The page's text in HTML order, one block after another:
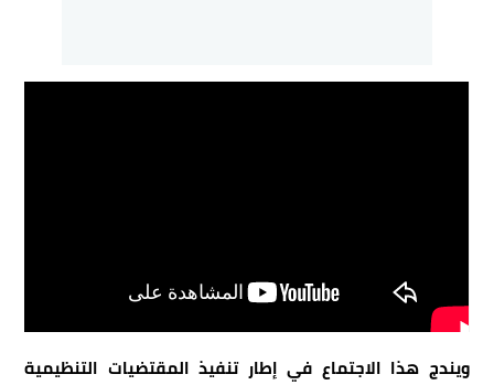
ويندج هذا الاجتماع في إطار تنفيذ المقتضيات التنظيمية